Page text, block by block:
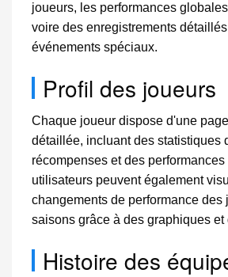
joueurs, les performances
voire des enregistrements
événements spéciaux.
Profil des joueurs
Chaque joueur dispose d'une
détaillée, incluant des statistiques
récompenses et des
utilisateurs peuvent également
changements de performance des
saisons grâce à des graphiques et
Histoire des